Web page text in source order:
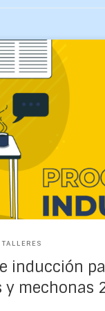
TALLERES
inducción
y mechonas